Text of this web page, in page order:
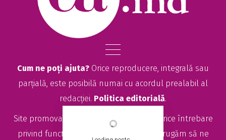
Cum ne poți ajuta? Orice reproducere, integrală sau
parțială, este posibilă numai cu acordul prealabil al
redacției. Politica editorială.
Site promovat de seolitte.com
. Pentru orice întrebare
privind funcționarea site-ului EA.md, vă rugăm să ne